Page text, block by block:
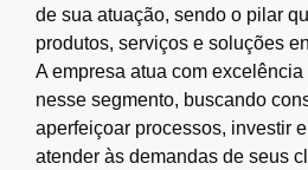
de sua atuação, sendo o pilar
produtos, serviços e soluções
A empresa atua com
nesse segmento, buscando
aperfeiçoar processos, investir
atender às demandas de seus